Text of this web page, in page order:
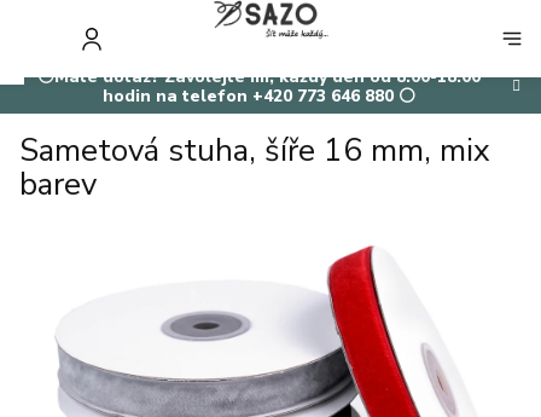
⚪Máte dotaz? Zavolejte mi, každý den od 8:00-18:00
hodin na telefon +420 773 646 880 ⚪
KOŠÍK
Sametová stuha, šíře 16 mm, mix
barev